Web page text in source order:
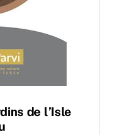
de l’Isle